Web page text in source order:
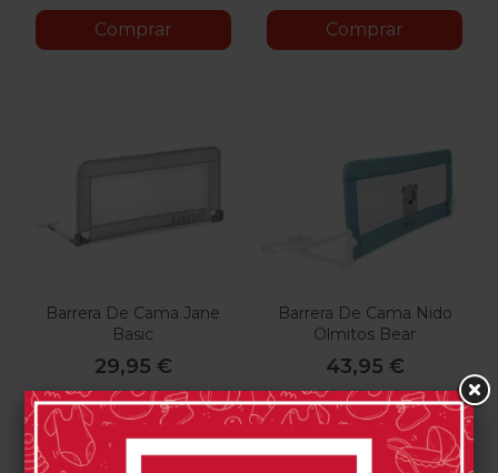
Comprar Comprar
Barrera De Cama Jane
Basic
29,95 €
Barrera De Cama Nido
Olmitos Bear
43,95 €